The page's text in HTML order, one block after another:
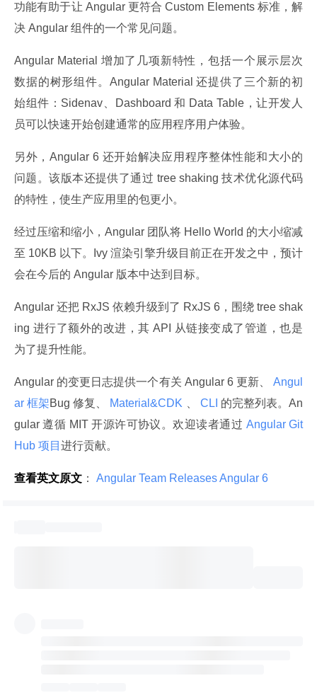
功能有助于让 Angular 更符合 Custom Elements 标准，解
决 Angular 组件的一个常见问题。
Angular Material 增加了几项新特性，包括一个展示层次
数据的树形组件。Angular Material 还提供了三个新的初
始组件：Sidenav、Dashboard 和 Data Table，让开发人
员可以快速开始创建通常的应用程序用户体验。
另外，Angular 6 还开始解决应用程序整体性能和大小的
问题。该版本还提供了通过 tree shaking 技术优化源代码
的特性，使生产应用里的包更小。
经过压缩和缩小，Angular 团队将 Hello World 的大小缩减
至 10KB 以下。Ivy 渲染引擎升级目前正在开发之中，预计
会在今后的 Angular 版本中达到目标。
Angular 还把 RxJS 依赖升级到了 RxJS 6，围绕 tree shak
ing 进行了额外的改进，其 API 从链接变成了管道，也是
为了提升性能。
Angular 的变更日志提供一个有关 Angular 6 更新、
Angul
ar 框架Bug 修复、 Material&CDK CLI 的完整列表。An
gular 遵循 MIT 开源许可协议。欢迎读者通过 Angular Git
Hub 项目 进行贡献。
查看英文原文 ： Angular Team Releases Angular 6